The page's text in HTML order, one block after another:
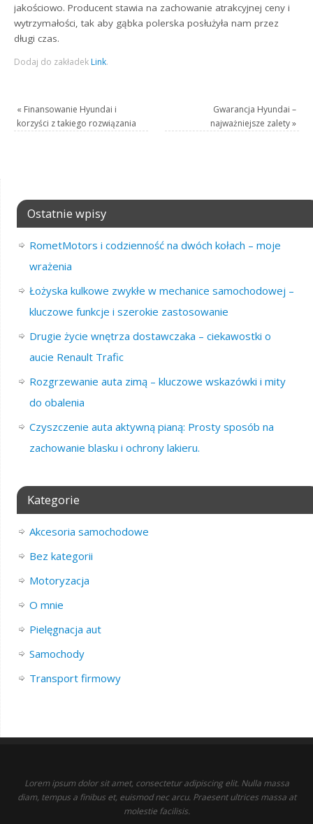
jakościowo. Producent stawia na zachowanie atrakcyjnej ceny i
wytrzymałości, tak aby gąbka polerska posłużyła nam przez
długi czas.
Dodaj do zakładek Link.
« Finansowanie Hyundai i
korzyści z takiego rozwiązania
Gwarancja Hyundai –
najważniejsze zalety»
Ostatnie wpisy
RometMotors i codzienność na dwóch kołach – moje
wrażenia
Łożyska kulkowe zwykłe w mechanice samochodowej –
kluczowe funkcje i szerokie zastosowanie
Drugie życie wnętrza dostawczaka – ciekawostki o
aucie Renault Trafic
Rozgrzewanie auta zimą – kluczowe wskazówki i mity
do obalenia
Czyszczenie auta aktywną pianą: Prosty sposób na
zachowanie blasku i ochrony lakieru.
Kategorie
Akcesoria samochodowe
Bez kategorii
Motoryzacja
O mnie
Pielęgnacja aut
Samochody
Transport firmowy
Lorem ipsum dolor sit amet, consectetur adipiscing elit. Nulla massa
diam, tempus a finibus et, euismod nec arcu. Praesent ultrices massa at
molestie facilisis.